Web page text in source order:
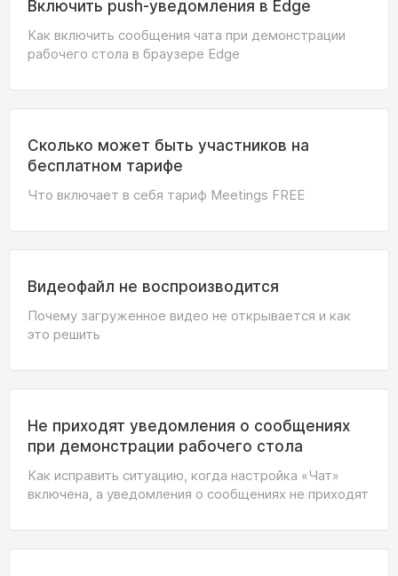
Включить push-уведомления в Edge
Как включить сообщения чата при демонстрации
рабочего стола в браузере Edge
Сколько может быть участников на
бесплатном тарифе
Что включает в себя тариф Meetings FREE
Видеофайл не воспроизводится
Почему загруженное видео не открывается и как
это решить
Не приходят уведомления о сообщениях
при демонстрации рабочего стола
Как исправить ситуацию, когда настройка «Чат»
включена, а уведомления о сообщениях не приходят